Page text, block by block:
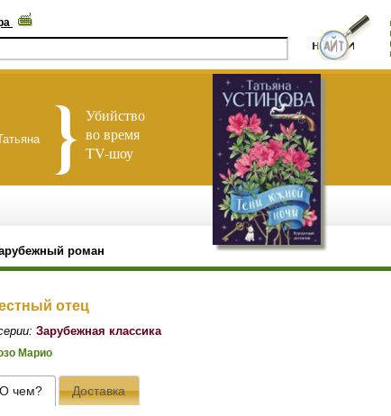
Убийство
во время
TV-шоу
роман
отец
Зарубежная классика
Марио
О чем? Доставка